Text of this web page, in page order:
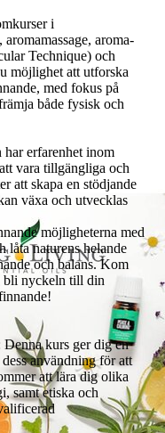
i
aromamassage, aroma-
Technique) och
möjlighet att utforska
med fokus på
både fysisk och
har erfarenhet inom
vara tillgängliga och
att skapa en stödjande
växa och utvecklas
möjligheterna med
låta naturens helande
och balans. Kom
bli nyckeln till din
Denna kurs ger dig en
användning för att
att lära dig olika
samt etiska och